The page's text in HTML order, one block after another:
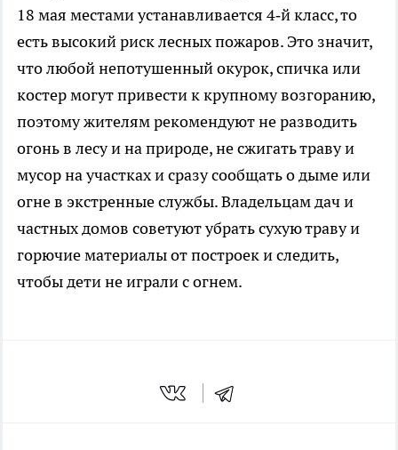
18 мая местами устанавливается 4‑й класс, то
есть высокий риск лесных пожаров. Это значит,
что любой непотушенный окурок, спичка или
костер могут привести к крупному возгоранию,
поэтому жителям рекомендуют не разводить
огонь в лесу и на природе, не сжигать траву и
мусор на участках и сразу сообщать о дыме или
огне в экстренные службы. Владельцам дач и
частных домов советуют убрать сухую траву и
горючие материалы от построек и следить,
чтобы дети не играли с огнем.